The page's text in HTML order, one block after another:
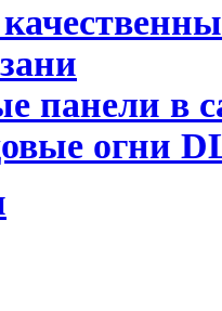
панели в
огни